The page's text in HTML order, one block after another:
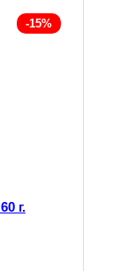
-15%
г.